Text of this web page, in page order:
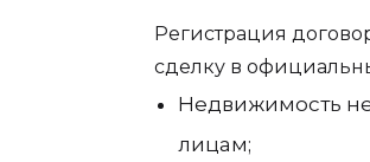
Регистрация
сделку в
Недвижимость
лицам;